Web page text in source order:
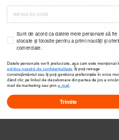
Sunt de acord ca datele mele personale să fie
stocate și folosite pentru a primi noutăți și
comerciale.
Datele personale vor fi prelucrate, așa cum este menționat
politica noastră de confidențialitate . Îți poți retrage
consimțământul sau îți poți gestiona preferințele în orice
dând clic pe linkul de dezabonare din partea de jos a
mail de marketing sau prine-mail.
Trimite